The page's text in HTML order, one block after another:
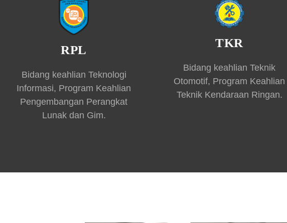
RPL
Bidang keahlian Teknologi
Informasi, Program Keahlian
Pengembangan Perangkat
Lunak dan Gim.
TKR
Bidang keahlian Teknik
Otomotif, Program Keahlian
Teknik Kendaraan Ringan.